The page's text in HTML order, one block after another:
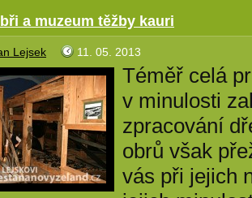
a muzeum těžby kauri
Lejsek 11. 05. 2013
Téměř celá
v minulosti
zpracování
obrů však
vás při jejich